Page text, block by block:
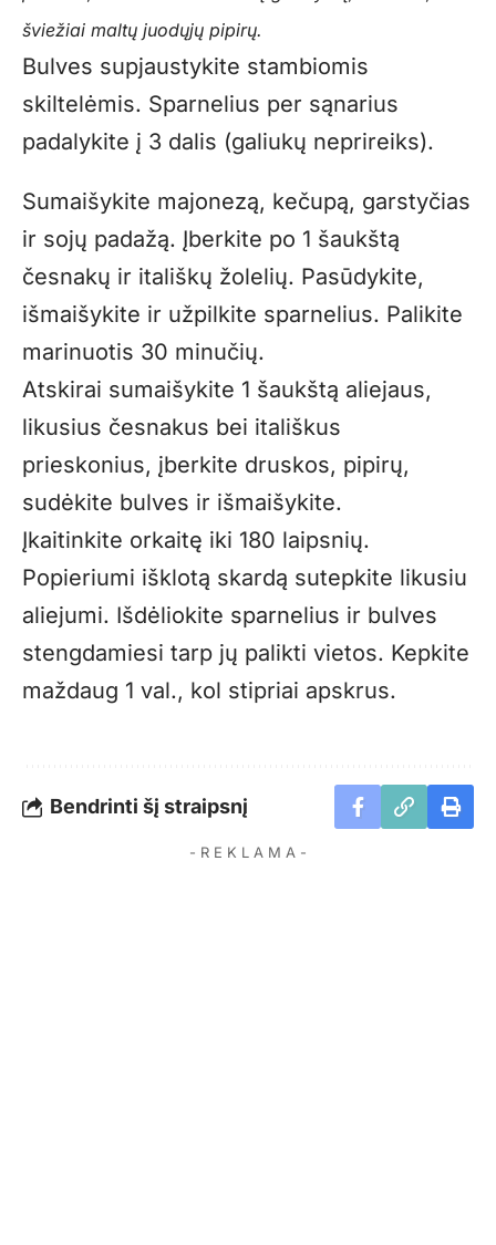
šviežiai maltų juodųjų pipirų.
Bulves supjaustykite stambiomis
skiltelėmis. Sparnelius per sąnarius
padalykite į 3 dalis (galiukų neprireiks).
Sumaišykite majonezą, kečupą, garstyčias
ir sojų padažą. Įberkite po 1 šaukštą
česnakų ir itališkų žolelių. Pasūdykite,
išmaišykite ir užpilkite sparnelius. Palikite
marinuotis 30 minučių.
Atskirai sumaišykite 1 šaukštą aliejaus,
likusius česnakus bei itališkus
prieskonius, įberkite druskos, pipirų,
sudėkite bulves ir išmaišykite.
Įkaitinkite orkaitę iki 180 laipsnių.
Popieriumi išklotą skardą sutepkite likusiu
aliejumi. Išdėliokite sparnelius ir bulves
stengdamiesi tarp jų palikti vietos. Kepkite
maždaug 1 val., kol stipriai apskrus.
Bendrinti šį straipsnį
- R E K L A M A -